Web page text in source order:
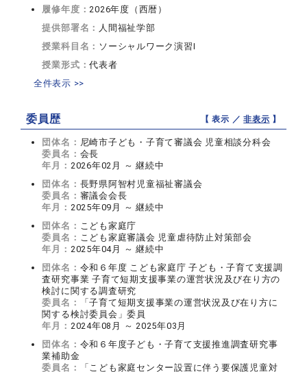
履修年度：2026年度（西暦）
提供部署名： 人間福祉学部
授業科目名： ソーシャルワーク演習I
授業形式：代表者
全件表示 >>
委員歴 【 表示 ／非表示 】
団体名： 尼崎市子ども・子育て審議会 児童相談分科会
委員名： 会長
年月： 2026年02月 ～ 継続中
団体名： 長野県阿智村児童福祉審議会
委員名： 審議会会長
年月： 2025年09月 ～ 継続中
団体名： こども家庭庁
委員名： こども家庭審議会 児童虐待防止対策部会
年月： 2025年04月 ～ 継続中
団体名： 令和６年度 こども家庭庁 子ども・子育て支援調
査研究事業 子育て短期支援事業の運営状況及び在り方の
検討に関する調査研究
委員名：
「子育て短期支援事業の運営状況及び在り方に
関する検討委員会」委員
年月： 2024年08月 ～ 2025年03月
団体名： 令和６年度子ども・子育て支援推進調査研究事
業補助金
委員名：
「こども家庭センター設置に伴う要保護児童対